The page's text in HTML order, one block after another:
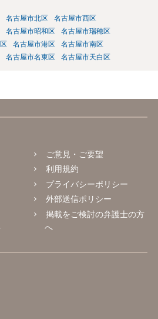
名古屋市北区
名古屋市西区
名古屋市昭和区
名古屋市瑞穂区
名古屋市港区
名古屋市南区
名古屋市名東区 名古屋市天白区
ご意見・ご要望
利用規約
プライバシーポリシー
外部送信ポリシー
掲載をご検討の弁護士の方
へ